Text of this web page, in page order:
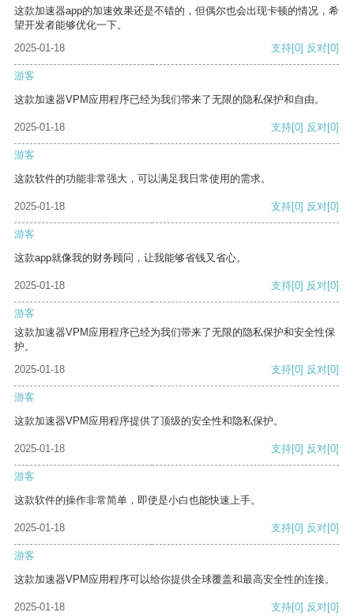
这款加速器app的加速效果还是不错的，但偶尔也会出现卡顿的情况，希
望开发者能够优化一下。
2025-01-18
支持[0] 反对[0]
游客
这款加速器VPM应用程序已经为我们带来了无限的隐私保护和自由。
2025-01-18 支持[0] 反对[0]
游客
这款软件的功能非常强大，可以满足我日常使用的需求。
2025-01-18 支持[0] 反对[0]
游客
这款app就像我的财务顾问，让我能够省钱又省心。
2025-01-18 支持[0] 反对[0]
游客
这款加速器VPM应用程序已经为我们带来了无限的隐私保护和安全性保
护。
2025-01-18
支持[0] 反对[0]
游客
这款加速器VPM应用程序提供了顶级的安全性和隐私保护。
2025-01-18 支持[0] 反对[0]
游客
这款软件的操作非常简单，即使是小白也能快速上手。
2025-01-18 支持[0] 反对[0]
游客
这款加速器VPM应用程序可以给你提供全球覆盖和最高安全性的连接。
2025-01-18 支持[0] 反对[0]